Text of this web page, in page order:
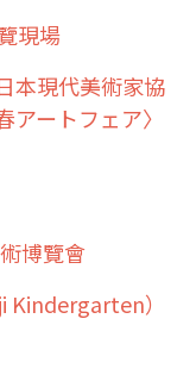
現場
本現代美術家協
アートフェア〉
博覽會
Kindergarten）